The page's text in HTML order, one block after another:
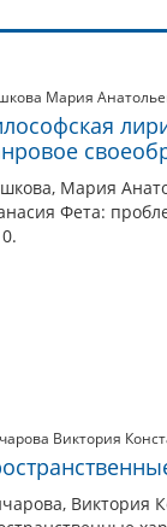
Мария
Мария
Фета:
Виктория
Виктория